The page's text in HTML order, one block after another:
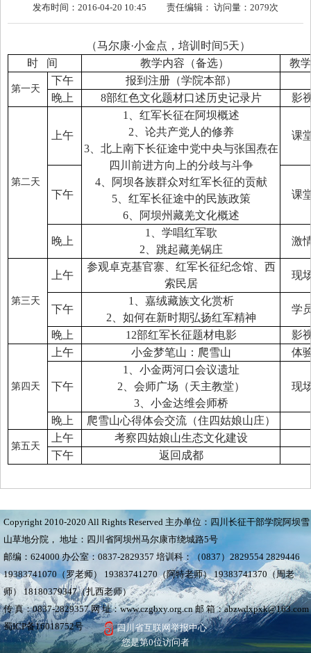
发布时间：2016-04-20 10:45 责任编辑： 访问量： 2079次
（马尔康·小金点，培训时间5天）
时 间
教学内容（备选） 教
第一天
下午
报到注册（学院本部）
晚上
8部红色文化题材口述历史记录片 影
第二天
上午
1、红军长征在阿坝概述
2、论共产党人的修养
3、北上南下长征途中党中央与张国焘在
四川前进方向上的分歧与斗争
4、阿坝各族群众对红军长征的贡献
5、红军长征途中的民族政策
6、阿坝州藏羌文化概述
课
下午 课
晚上
1、学唱红军歌
2、跳起藏羌锅庄
激
第三天
上午
参观卓克基官寨、红军长征纪念馆、西
索民居
现
下午
1、嘉绒藏族文化赏析
2、如何在新时期弘扬红军精神
学
晚上 12部红军长征题材电影 影
第四天
上午 小金梦笔山：爬雪山 体
下午
1、小金两河口会议遗址
2、会师广场（天主教堂）
3、小金达维会师桥
现
晚上 爬雪山心得体会交流（住四姑娘山庄）
第五天
上午
考察四姑娘山生态文化建设
下午
返回成都
Copyright 2010-2020 All Rights Reserved 主办单位：四川长征干部学院阿坝雪
山草地分院， 地址：四川省阿坝州马尔康市绕城路5号
邮编：624000 办公室：0837-2829357 培训科：（0837）2829554 2829446
19383741070（罗老师） 19383741270（阿特老师） 19383741370（周老
师） 18180379347（扎西老师）
传 真：0837-2829357 网 址：www.czgbxy.org.cn 邮 箱：abzwdxpxk@163.com
蜀ICP备16018752号
四川省互联网举报中心
您是第0位访问者